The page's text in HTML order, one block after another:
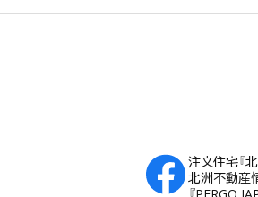
フッター
注文住宅『
北洲不動産